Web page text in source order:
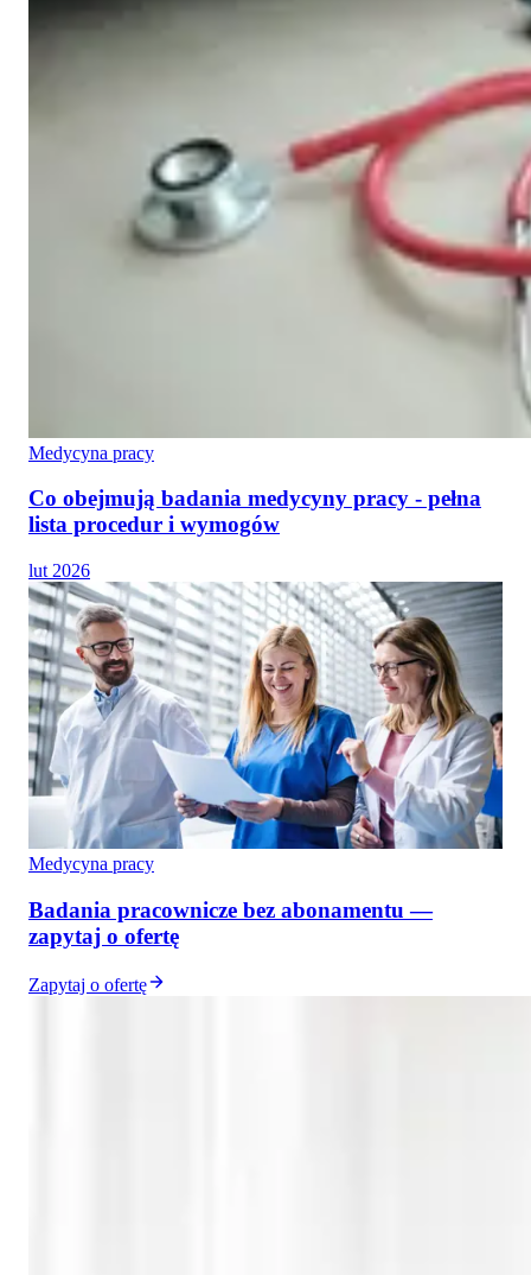
Medycyna pracy
Co obejmują badania medycyny pracy - pełna
lista procedur i wymogów
lut 2026
Medycyna pracy
Badania pracownicze bez abonamentu —
zapytaj o ofertę
Zapytaj o ofertę